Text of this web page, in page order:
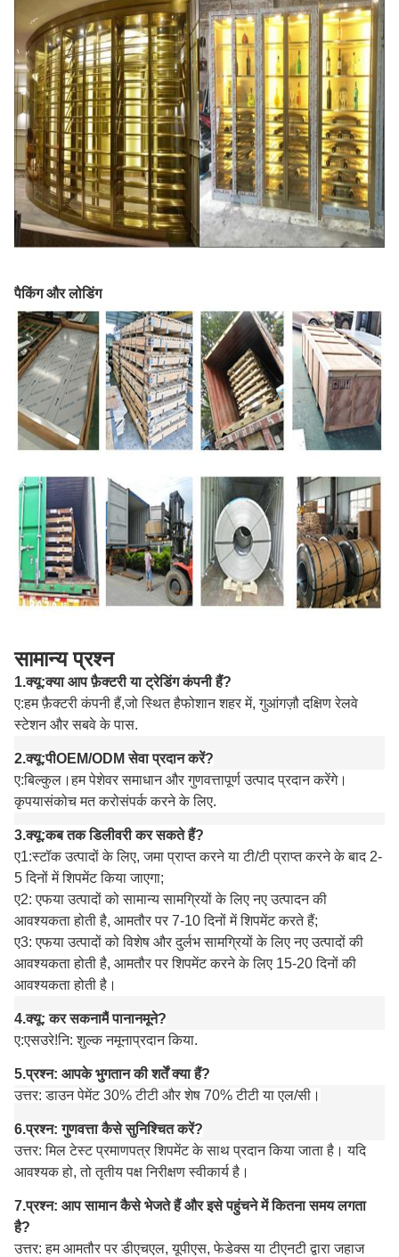
पैकिंग और लोडिंग
सामान्य प्रश्न
1.क्यू:क्या आप फ़ैक्टरी या ट्रेडिंग कंपनी हैं?
ए:हम फ़ैक्टरी कंपनी हैं,जो स्थित हैफोशान शहर में, गुआंगज़ौ दक्षिण रेलवे
स्टेशन और सबवे के पास.
2.क्यू:पीOEM/ODM सेवा प्रदान करें?
ए:बिल्कुल।हम पेशेवर समाधान और गुणवत्तापूर्ण उत्पाद प्रदान करेंगे।
कृपयासंकोच मत करोसंपर्क करने के लिए.
3.क्यू:कब तक डिलीवरी कर सकते हैं?
ए1:स्टॉक उत्पादों के लिए, जमा प्राप्त करने या टी/टी प्राप्त करने के बाद 2-
5 दिनों में शिपमेंट किया जाएगा;
ए2: एफया उत्पादों को सामान्य सामग्रियों के लिए नए उत्पादन की
आवश्यकता होती है, आमतौर पर 7-10 दिनों में शिपमेंट करते हैं;
ए3: एफया उत्पादों को विशेष और दुर्लभ सामग्रियों के लिए नए उत्पादों की
आवश्यकता होती है, आमतौर पर शिपमेंट करने के लिए 15-20 दिनों की
आवश्यकता होती है।
4.क्यू: कर सकनामैं पानानमूने?
ए:एसउरे!नि: शुल्क नमूनाप्रदान किया.
5.प्रश्न: आपके भुगतान की शर्तें क्या हैं?
उत्तर: डाउन पेमेंट 30% टीटी और शेष 70% टीटी या एल/सी।
6.प्रश्न: गुणवत्ता कैसे सुनिश्चित करें?
उत्तर: मिल टेस्ट प्रमाणपत्र शिपमेंट के साथ प्रदान किया जाता है। यदि
आवश्यक हो, तो तृतीय पक्ष निरीक्षण स्वीकार्य है।
7.प्रश्न: आप सामान कैसे भेजते हैं और इसे पहुंचने में कितना समय लगता
है?
उत्तर: हम आमतौर पर डीएचएल, यूपीएस, फेडेक्स या टीएनटी द्वारा जहाज